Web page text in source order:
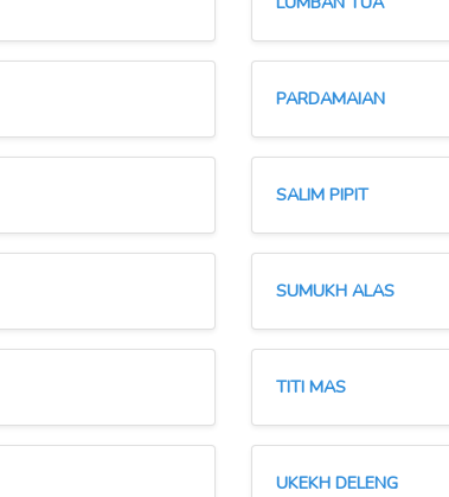
PARDAMAIAN
SALIM PIPIT
SUMUKH ALAS
TITI MAS
UKEKH DELENG